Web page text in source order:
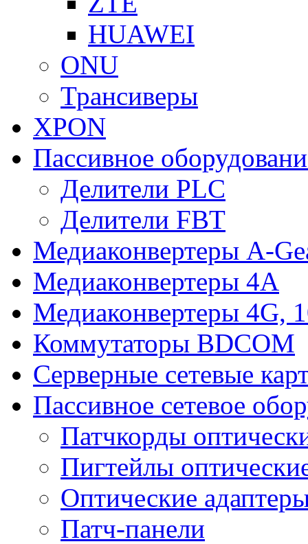
HUAWEI
ONU
Трансиверы
XPON
Пассивное
Делители PLC
Делители FBT
Медиаконвертеры A-
Медиаконвертеры 4A
Медиаконвертеры 4G,
Коммутаторы BDCOM
Серверные сетевые
Пассивное сетевое
Патчкорды
Пигтейлы
Оптические
Патч-панели